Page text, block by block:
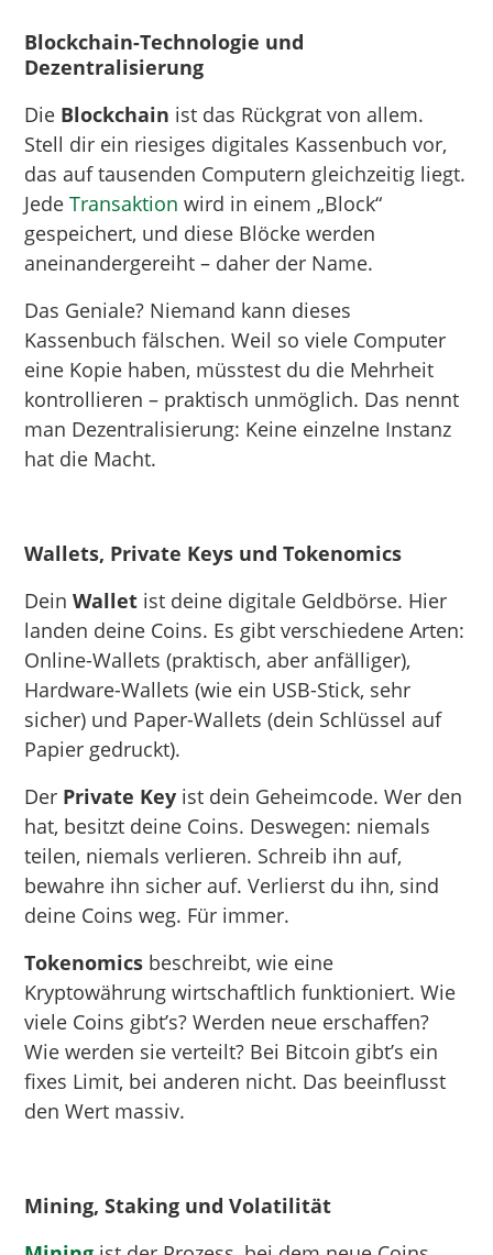
Blockchain-Technologie und
Dezentralisierung
Die Blockchain ist das Rückgrat von allem.
Stell dir ein riesiges digitales Kassenbuch vor,
das auf tausenden Computern gleichzeitig liegt.
JedeTransaktion wird in einem „Block“
gespeichert, und diese Blöcke werden
aneinandergereiht – daher der Name.
Das Geniale? Niemand kann dieses
Kassenbuch fälschen. Weil so viele Computer
eine Kopie haben, müsstest du die Mehrheit
kontrollieren – praktisch unmöglich. Das nennt
man Dezentralisierung: Keine einzelne Instanz
hat die Macht.
Wallets, Private Keys und Tokenomics
DeinWallet ist deine digitale Geldbörse. Hier
landen deine Coins. Es gibt verschiedene Arten:
Online-Wallets (praktisch, aber anfälliger),
Hardware-Wallets (wie ein USB-Stick, sehr
sicher) und Paper-Wallets (dein Schlüssel auf
Papier gedruckt).
Der Private Key ist dein Geheimcode. Wer den
hat, besitzt deine Coins. Deswegen: niemals
teilen, niemals verlieren. Schreib ihn auf,
bewahre ihn sicher auf. Verlierst du ihn, sind
deine Coins weg. Für immer.
Tokenomics beschreibt, wie eine
Kryptowährung wirtschaftlich funktioniert. Wie
viele Coins gibt’s? Werden neue erschaffen?
Wie werden sie verteilt? Bei Bitcoin gibt’s ein
fixes Limit, bei anderen nicht. Das beeinflusst
den Wert massiv.
Mining, Staking und Volatilität